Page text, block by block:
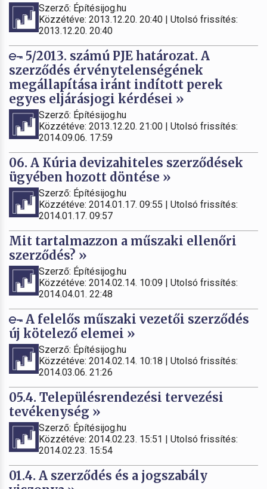
Szerző: Építésijog.hu
Közzétéve: 2013.12.20. 20:40 | Utolsó frissítés:
2013.12.20. 20:40
5/2013. számú PJE határozat. A
szerződés érvénytelenségének
megállapítása iránt indított perek
egyes eljárásjogi kérdései »
Szerző: Építésijog.hu
Közzétéve: 2013.12.20. 21:00 | Utolsó frissítés:
2014.09.06. 17:59
06. A Kúria devizahiteles szerződések
ügyében hozott döntése »
Szerző: Építésijog.hu
Közzétéve: 2014.01.17. 09:55 | Utolsó frissítés:
2014.01.17. 09:57
Mit tartalmazzon a műszaki ellenőri
szerződés? »
Szerző: Építésijog.hu
Közzétéve: 2014.02.14. 10:09 | Utolsó frissítés:
2014.04.01. 22:48
A felelős műszaki vezetői szerződés
új kötelező elemei »
Szerző: Építésijog.hu
Közzétéve: 2014.02.14. 10:18 | Utolsó frissítés:
2014.03.06. 21:26
05.4. Településrendezési tervezési
tevékenység »
Szerző: Építésijog.hu
Közzétéve: 2014.02.23. 15:51 | Utolsó frissítés:
2014.02.23. 15:54
01.4. A szerződés és a jogszabály